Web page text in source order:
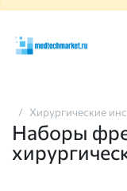
Хирургические
Наборы